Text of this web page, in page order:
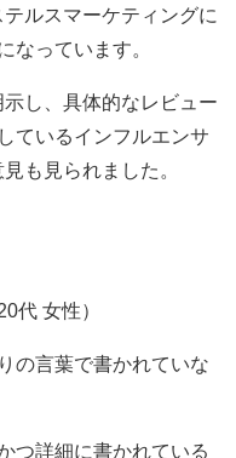
ルスマーケティングに
なっています。
し、具体的なレビュー
ているインフルエンサ
も見られました。
代 女性）
の言葉で書かれていな
つ詳細に書かれている